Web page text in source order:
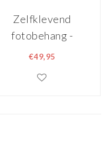
Zelfklevend
fotobehang -
Tunnel over de
kwaliteit
€49,95